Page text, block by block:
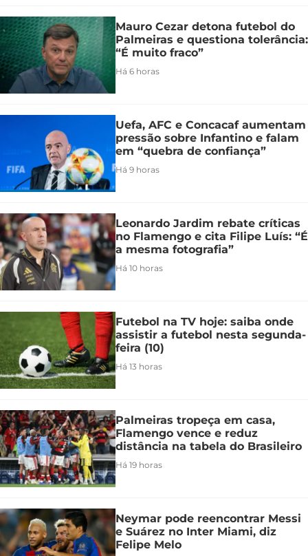
Mauro Cezar detona futebol do
Palmeiras e questiona tolerância:
“É muito fraco”
Há 6 horas
Uefa, AFC e Concacaf aumentam
pressão sobre Infantino e falam
em “quebra de confiança”
Há 9 horas
Leonardo Jardim rebate críticas
no Flamengo e cita Filipe Luís: “É
a mesma fotografia”
Há 10 horas
Futebol na TV hoje: saiba onde
assistir a futebol nesta segunda-
feira (10)
Há 13 horas
Palmeiras tropeça em casa,
Flamengo vence e reduz
distância na tabela do Brasileiro
Há 19 horas
Neymar pode reencontrar Messi
e Suárez no Inter Miami, diz
Felipe Melo